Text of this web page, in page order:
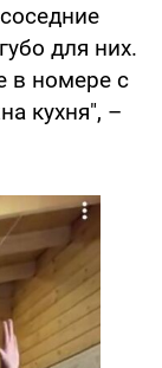
для них.
в номере с
кухня", –